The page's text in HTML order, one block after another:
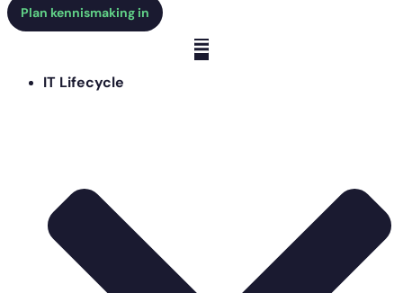
Plan kennismaking in
IT Lifecycle